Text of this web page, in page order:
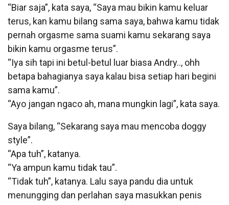
“Biar saja”, kata saya, “Saya mau bikin kamu keluar
terus, kan kamu bilang sama saya, bahwa kamu tidak
pernah orgasme sama suami kamu sekarang saya
bikin kamu orgasme terus”.
“Iya sih tapi ini betul-betul luar biasa Andry.., ohh
betapa bahagianya saya kalau bisa setiap hari begini
sama kamu”.
“Ayo jangan ngaco ah, mana mungkin lagi”, kata saya.
Saya bilang, “Sekarang saya mau mencoba doggy
style”.
“Apa tuh”, katanya.
“Ya ampun kamu tidak tau”.
“Tidak tuh”, katanya. Lalu saya pandu dia untuk
menungging dan perlahan saya masukkan penis